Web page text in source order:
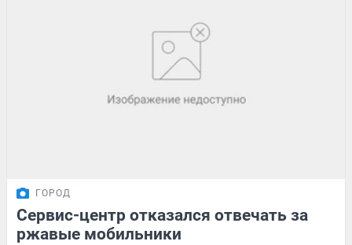
ГОРОД
Сервис-центр отказался отвечать за
ржавые мобильники